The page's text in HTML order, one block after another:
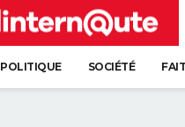
POLITIQUE SOCIÉTÉ